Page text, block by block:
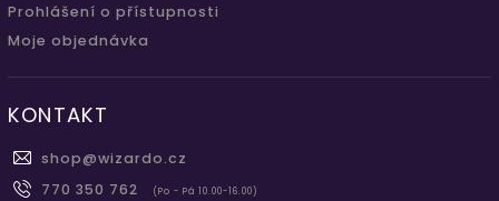
Prohlášení o přístupnosti
Moje objednávka
KONTAKT
shop@wizardo.cz
770 350 762
(Po - Pá 10.00-16.00)